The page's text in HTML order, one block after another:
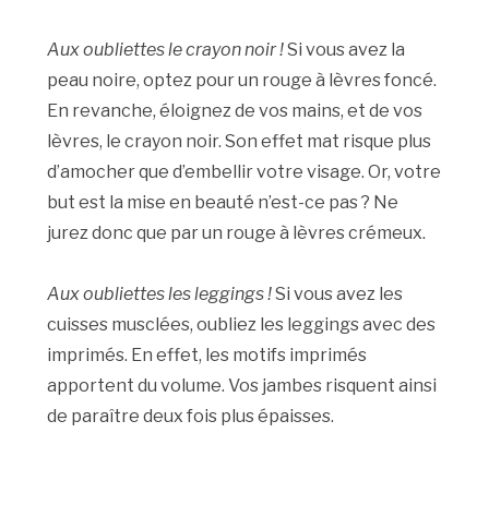
Aux oubliettes le crayon noir !Si vous avez la
peau noire, optez pour un rouge à lèvres foncé.
En revanche, éloignez de vos mains, et de vos
lèvres, le crayon noir. Son effet mat risque plus
d’amocher que d’embellir votre visage. Or, votre
but est la mise en beauté n’est-ce pas ? Ne
jurez donc que par un rouge à lèvres crémeux.
Aux oubliettes les leggings !Si vous avez les
cuisses musclées, oubliez les leggings avec des
imprimés. En effet, les motifs imprimés
apportent du volume. Vos jambes risquent ainsi
de paraître deux fois plus épaisses.